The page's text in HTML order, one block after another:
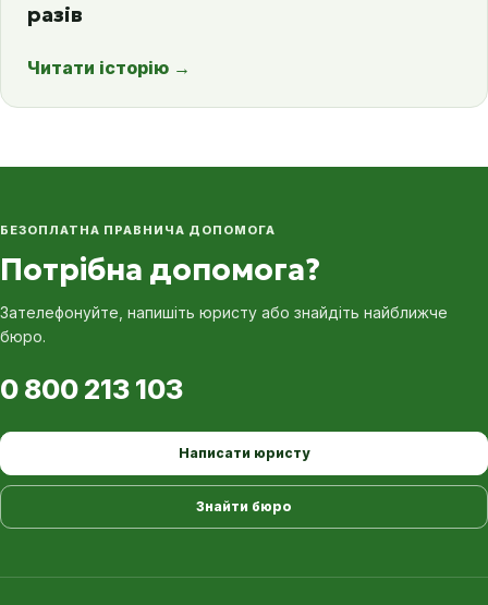
разів
Читати історію →
БЕЗОПЛАТНА ПРАВНИЧА ДОПОМОГА
Потрібна допомога?
Зателефонуйте, напишіть юристу або знайдіть найближче
бюро.
0 800 213 103
Написати юристу
Знайти бюро